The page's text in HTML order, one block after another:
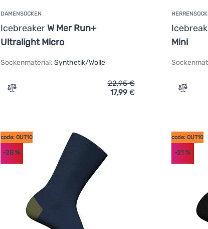
DAMENSOCKEN
IcebreakerW Mer Run+
Ultralight Micro
Sockenmaterial: Synthetik/Wolle
Zum Vergleich 'Damensocken Icebreaker W Mer Run+
22,95€
17,99 €
Mini
Zum
code: OUT10
-28 %
code: OUT10
-21 %